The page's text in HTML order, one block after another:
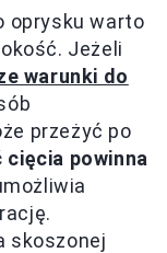
oprysku warto
Jeżeli
warunki do
przeżyć po
cięcia powinna
skoszonej